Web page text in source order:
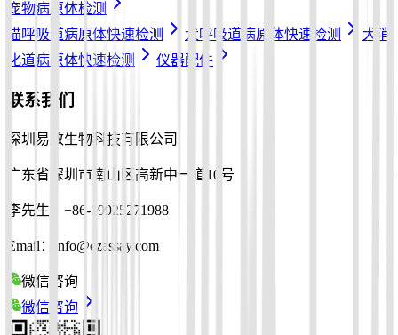
宠物病原体检测
猫呼吸道病原体快速检测
犬呼吸道病原体快速检测
犬消
化道病原体快速检测
仪器配件
联系我们
深圳易致生物科技有限公司
广东省深圳市南山区高新中一道10号
李先生：+86-19925271988
Email：info@ezassay.com
微信咨询
微信咨询